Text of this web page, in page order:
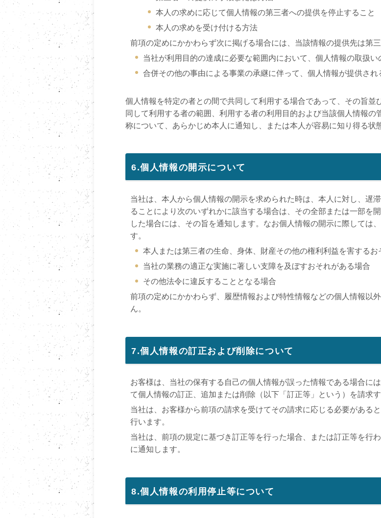
本人の求めに応じて個人情報の第三者への提供を停止すること
本人の求めを受け付ける方法
前項の定めにかかわらず次に掲げる場合には、当該情報の提供先は第三
当社が利用目的の達成に必要な範囲内において、個人情報の取扱
合併その他の事由による事業の承継に伴って、個人情報が提供され
個人情報を特定の者との間で共同して利用する場合であって、その旨
同して利用する者の範囲、利用する者の利用目的および当該個人情報の
称について、あらかじめ本人に通知し、または本人が容易に知り得る状
6.個人情報の開示について
当社は、本人から個人情報の開示を求められた時は、本人に対し、遅
ることにより次のいずれかに該当する場合は、その全部または一部を
した場合には、その旨を通知します。なお個人情報の開示に際しては
す。
本人または第三者の生命、身体、財産その他の権利利益を害するお
当社の業務の適正な実施に著しい支障を及ぼすおそれがある場合
その他法令に違反することとなる場合
前項の定めにかかわらず、履歴情報および特性情報などの個人情報以
ん。
7.個人情報の訂正および削除について
お客様は、当社の保有する自己の個人情報が誤った情報である場合に
て個人情報の訂正、追加または削除（以下「訂正等」という）を請求す
当社は、お客様から前項の請求を受けてその請求に応じる必要がある
行います。
当社は、前項の規定に基づき訂正等を行った場合、または訂正等を行
に通知します。
8.個人情報の利用停止等について